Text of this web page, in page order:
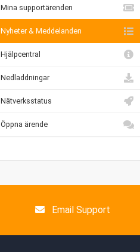
Mina supportärenden
Nyheter & Meddelanden
Hjälpcentral
Nedladdningar
Nätverksstatus
Öppna ärende
Email Support